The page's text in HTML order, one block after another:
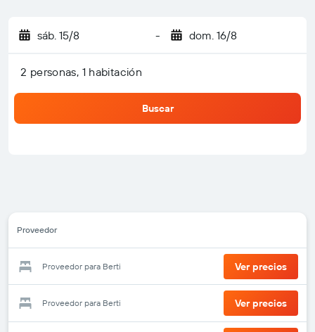
sáb. 15/8 - dom. 16/8
2 personas, 1 habitación
Buscar
Proveedor
Proveedor para Berti Ver precios
Proveedor para Berti Ver precios